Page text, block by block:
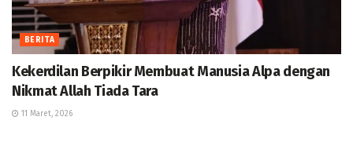
BERITA
Kekerdilan Berpikir Membuat Manusia Alpa dengan
Nikmat Allah Tiada Tara
11 Maret, 2026